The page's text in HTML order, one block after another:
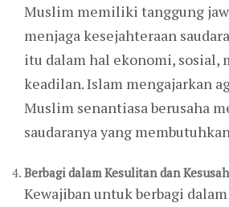
Muslim memiliki tanggung
menjaga kesejahteraan
itu dalam hal ekonomi, sosial,
keadilan. Islam mengajarkan
Muslim senantiasa berusaha
saudaranya yang
Berbagi dalam Kesulitan dan
Kewajiban untuk berbagi